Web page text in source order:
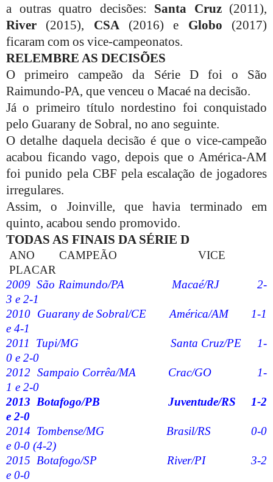
a outras quatro decisões: Santa Cruz(2011),
River (2015), CSA (2016) e Globo (2017)
ficaram com os vice-campeonatos.
RELEMBRE AS DECISÕES
O primeiro campeão da Série D foi o São
Raimundo-PA, que venceu o Macaé na decisão.
Já o primeiro título nordestino foi conquistado
pelo Guarany de Sobral, no ano seguinte.
O detalhe daquela decisão é que o vice-campeão
acabou ficando vago, depois que o América-AM
foi punido pela CBF pela escalação de jogadores
irregulares.
Assim, o Joinville, que havia terminado em
quinto, acabou sendo promovido.
TODAS AS FINAIS DA SÉRIE D
ANO CAMPEÃO
VICE
PLACAR
2009 São Raimundo/PA Macaé/RJ
2-
3 e 2-1
2010 Guarany de Sobral/CE América/AM
1-1
e 4-1
2011
Tupi/MG Santa Cruz/PE
1-
0 e 2-0
2012 Sampaio Corrêa/MA Crac/GO
1-
1 e 2-0
2013 Botafogo/PB Juventude/RS
1-2
e 2-0
2014 Tombense/MG Brasil/RS
0-0
e 0-0 (4-2)
2015 Botafogo/SP River/PI
3-2
e 0-0